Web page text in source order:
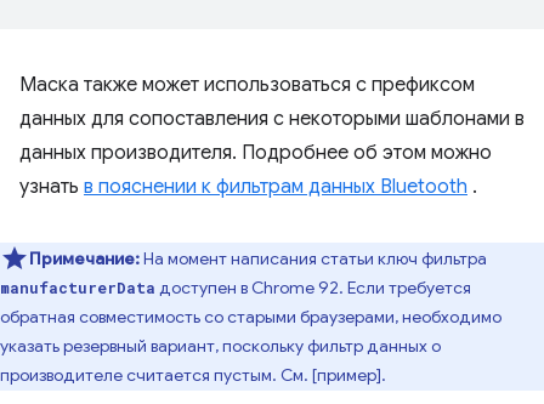
Маска также может использоваться с префиксом
данных для сопоставления с некоторыми шаблонами в
данных производителя. Подробнее об этом можно
узнать в пояснении к фильтрам данных Bluetooth .
Примечание:На момент написания статьи ключ фильтра
manufacturerData доступен в Chrome 92. Если требуется
обратная совместимость со старыми браузерами, необходимо
указать резервный вариант, поскольку фильтр данных о
производителе считается пустым. См. [пример].